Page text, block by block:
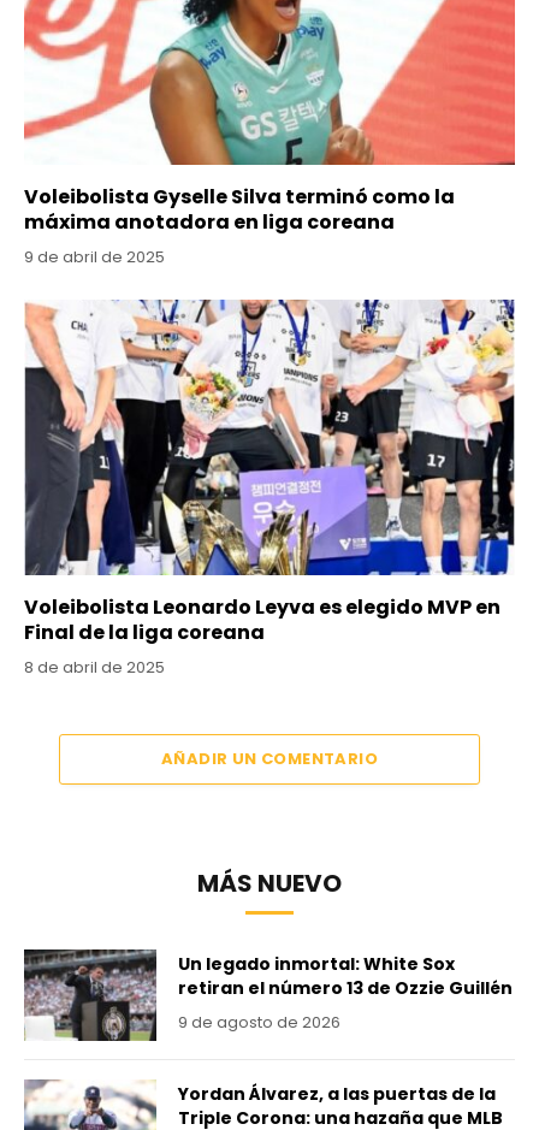
Voleibolista Gyselle Silva terminó como la
máxima anotadora en liga coreana
9 de abril de 2025
Voleibolista Leonardo Leyva es elegido MVP en
Final de la liga coreana
8 de abril de 2025
AÑADIR UN COMENTARIO
MÁS NUEVO
Un legado inmortal: White Sox
retiran el número 13 de Ozzie Guillén
9 de agosto de 2026
Yordan Álvarez, a las puertas de la
Triple Corona: una hazaña que MLB